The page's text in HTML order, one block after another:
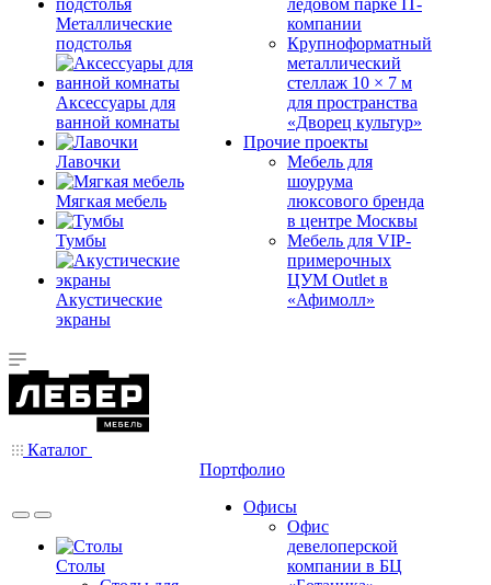
Металлические
подстолья
Аксессуары для
ванной комнаты
Лавочки
Мягкая мебель
Тумбы
Акустические
экраны
ледовом парке IT-
компании
Крупноформатный
металлический
стеллаж 10 × 7 м
для пространства
«Дворец культур»
Прочие проекты
Мебель для
шоурума
люксового бренда
в центре Москвы
Мебель для VIP-
примерочных
ЦУМ Outlet в
«Афимолл»
Каталог
Столы
Портфолио
Офисы
Офис
девелоперской
компании в БЦ